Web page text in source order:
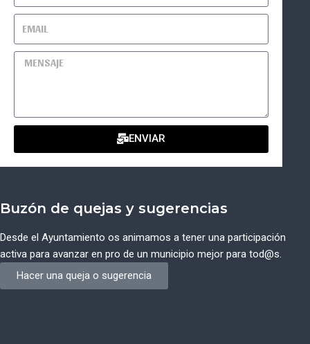
ENVIAR
Buzón de quejas y sugerencias
Desde el Ayuntamiento os animamos a tener una participación
activa para avanzar en pro de un municipio mejor para tod@s.
Hacer una queja o sugerencia